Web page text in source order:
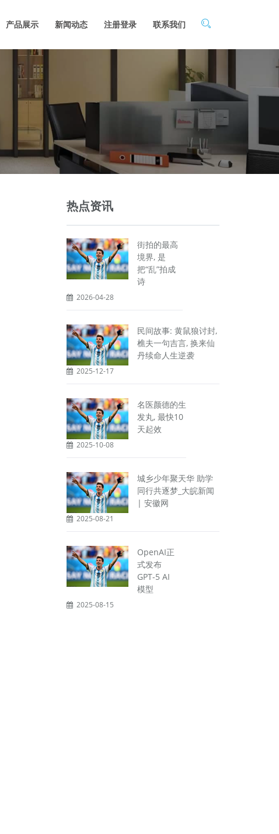
产品展示 新闻动态 注册登录 联系我们
热点资讯
街拍的最高
境界, 是
把“乱”拍成
诗
2026-04-28
民间故事: 黄鼠狼讨封,
樵夫一句吉言, 换来仙
丹续命人生逆袭
2025-12-17
名医颜德的生
发丸, 最快10
天起效
2025-10-08
城乡少年聚天华 助学
同行共逐梦_大皖新闻
| 安徽网
2025-08-21
OpenAI正
式发布
GPT-5 AI
模型
2025-08-15